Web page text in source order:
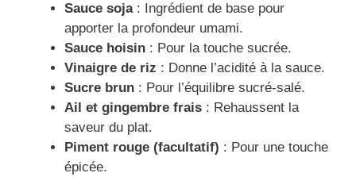
Sauce soja: Ingrédient de base pour
apporter la profondeur umami.
Sauce hoisin : Pour la touche sucrée.
Vinaigre de riz : Donne l’acidité à la sauce.
Sucre brun : Pour l’équilibre sucré-salé.
Ail et gingembre frais : Rehaussent la
saveur du plat.
Piment rouge (facultatif) : Pour une touche
épicée.